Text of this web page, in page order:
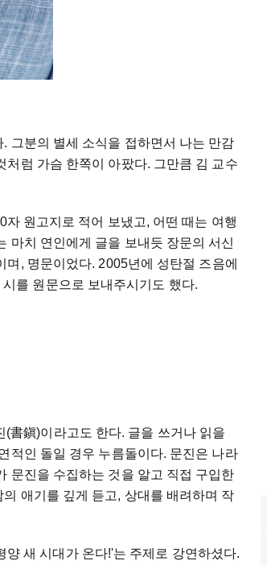
그분의 별세 소식을 접하면서 나는 만감
럼 가슴 한쪽이 아팠다. 그만큼 김 교수
원고지로 적어 보냈고, 어떤 때는 여행
마치 연인에게 글을 보내듯 장문의 서신
, 명문이었다. 2005년에 성탄절 즈음에
를 원문으로 보내주시기도 했다.
書鎭)이라고도 한다. 글을 쓰거나 읽을
적인 돌일 경우 누름돌이다. 문진은 나라
문진을 수집하는 것을 알고 직접 구입한
애기를 깊게 듣고, 상대를 배려하며 작
새 시대가 온다!'는 주제로 강연하셨다.